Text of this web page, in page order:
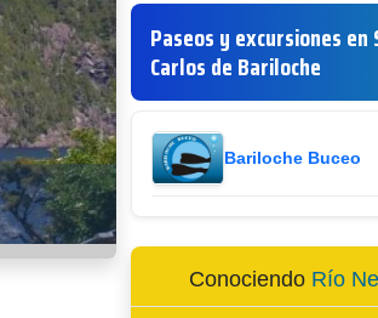
Paseos y excursiones en
Carlos de Bariloche
Bariloche Buceo
Conociendo Río